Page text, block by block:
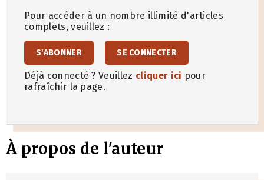
Pour accéder à un nombre illimité d'articles
complets, veuillez :
S'ABONNER SE CONNECTER
Déjà connecté ? Veuillez cliquer ici pour
rafraîchir la page.
À propos de l'auteur